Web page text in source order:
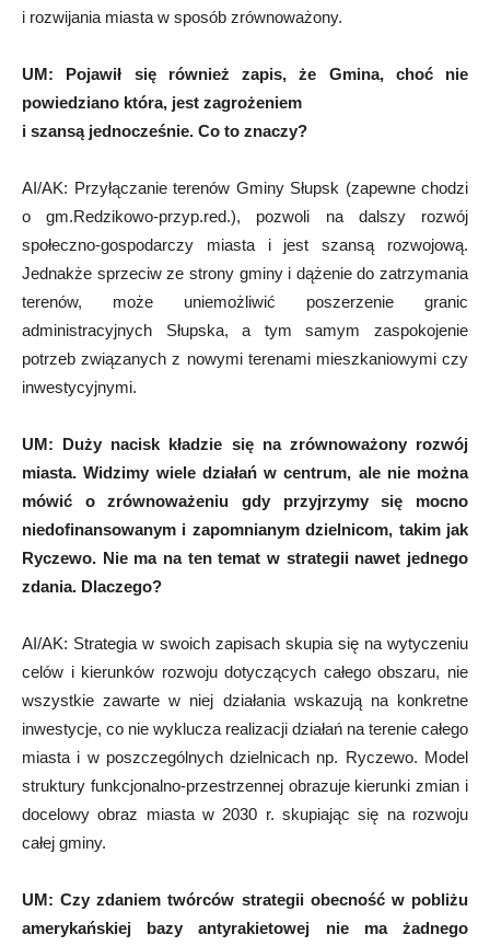
i rozwijania miasta w sposób zrównoważony.
UM:
Pojawił się również zapis, że Gmina, choć nie
powiedziano która, jest zagrożeniem
i szansą jednocześnie. Co to znaczy?
AI/AK: Przyłączanie terenów Gminy Słupsk (zapewne chodzi
o gm.Redzikowo-przyp.red.), pozwoli na dalszy rozwój
społeczno-gospodarczy miasta i jest szansą rozwojową.
Jednakże sprzeciw ze strony gminy i dążenie do zatrzymania
terenów, może uniemożliwić poszerzenie granic
administracyjnych Słupska, a tym samym zaspokojenie
potrzeb związanych z nowymi terenami mieszkaniowymi czy
inwestycyjnymi.
UM:
Duży nacisk kładzie się na zrównoważony rozwój
miasta. Widzimy wiele działań w centrum, ale nie można
mówić o zrównoważeniu gdy przyjrzymy się mocno
niedofinansowanym i zapomnianym dzielnicom, takim jak
Ryczewo. Nie ma na ten temat w strategii nawet jednego
zdania. Dlaczego?
AI/AK: Strategia w swoich zapisach skupia się na wytyczeniu
celów i kierunków rozwoju dotyczących całego obszaru, nie
wszystkie zawarte w niej działania wskazują na konkretne
inwestycje, co nie wyklucza realizacji działań na terenie całego
miasta i w poszczególnych dzielnicach np. Ryczewo. Model
struktury funkcjonalno-przestrzennej obrazuje kierunki zmian i
docelowy obraz miasta w 2030 r. skupiając się na rozwoju
całej gminy.
UM:Czy zdaniem twórców strategii obecność w pobliżu
amerykańskiej bazy antyrakietowej nie ma żadnego